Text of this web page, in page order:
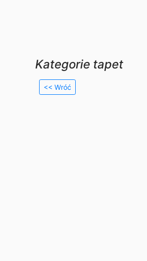
Kategorie tapet
<< Wróć